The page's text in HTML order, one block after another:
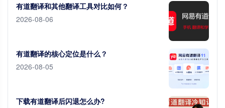
有道翻译和其他翻译工具对比如何？
2026-08-06
有道翻译的核心定位是什么？
2026-08-05
下载有道翻译后闪退怎么办?